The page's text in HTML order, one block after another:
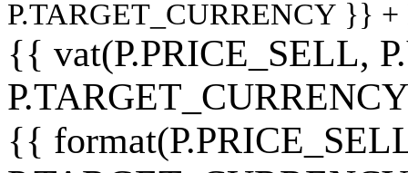
P.TARGET_CURRENCY }}
{{ vat(P.PRICE_SELL,
{{